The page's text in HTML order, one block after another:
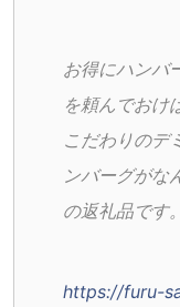
お得にハンバ
を頼んでおけ
こだわりのデ
ンバーグがな
の返礼品です。
https://furu-